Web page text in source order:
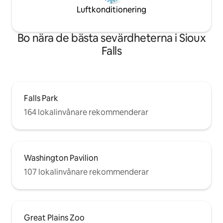
Luftkonditionering
Bo nära de bästa sevärdheterna i Sioux
Falls
Falls Park
164 lokalinvånare rekommenderar
Washington Pavilion
107 lokalinvånare rekommenderar
Great Plains Zoo